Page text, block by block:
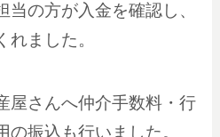
の方が入金を確認し、
れました。
屋さんへ仲介手数料・行
振込も行いました。